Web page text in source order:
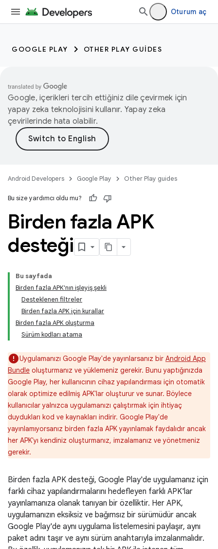
Oturum aç
GOOGLE PLAY OTHER PLAY GUIDES
Google, içerikleri tercih ettiğiniz dile çevirmek için
yapay zeka teknolojisini kullanır. Yapay zeka
çevirilerinde hata olabilir.
Android Developers Google Play Other Play guides
Bu size yardımcı oldu mu?
Birden fazla APK
desteği
Bu sayfada
Birden fazla APK'nın işleyiş şekli
Desteklenen filtreler
Birden fazla APK için kurallar
Birden fazla APK oluşturma
Sürüm kodları atama
Uygulamanızı Google Play'de yayınlarsanız bir Android App
Bundle oluşturmanız ve yüklemeniz gerekir. Bunu yaptığınızda
Google Play, her kullanıcının cihaz yapılandırması için otomatik
olarak optimize edilmiş APK'lar oluşturur ve sunar. Böylece
kullanıcılar yalnızca uygulamanızı çalıştırmak için ihtiyaç
duydukları kod ve kaynakları indirir. Google Play'de
yayınlamıyorsanız birden fazla APK yayınlamak faydalıdır ancak
her APK'yı kendiniz oluşturmanız, imzalamanız ve yönetmeniz
gerekir.
Birden fazla APK desteği, Google Play'de uygulamanız için
farklı cihaz yapılandırmalarını hedefleyen farklı APK'lar
yayınlamanıza olanak tanıyan bir özelliktir. Her APK,
uygulamanızın eksiksiz ve bağımsız bir sürümüdür ancak
Google Play'de aynı uygulama listelemesini paylaşır, aynı
paket adını taşır ve aynı sürüm anahtarıyla imzalanmalıdır.